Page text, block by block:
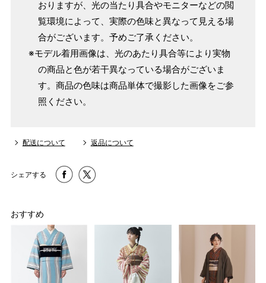
おりますが、光の当たり具合やモニターなどの閲
覧環境によって、実際の色味と異なって見える場
合がございます。予めご了承ください。
※モデル着用画像は、光のあたり具合等により実物
の商品と色が若干異なっている場合がございま
す。商品の色味は商品単体で撮影した画像をご参
照ください。
配送について 返品について
シェアする
おすすめ